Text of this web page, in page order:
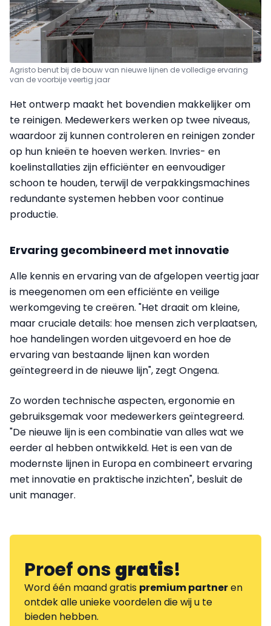
Agristo benut bij de bouw van nieuwe lijnen de volledige ervaring
van de voorbije veertig jaar
Het ontwerp maakt het bovendien makkelijker om
te reinigen. Medewerkers werken op twee niveaus,
waardoor zij kunnen controleren en reinigen zonder
op hun knieën te hoeven werken. Invries- en
koelinstallaties zijn efficiënter en eenvoudiger
schoon te houden, terwijl de verpakkingsmachines
redundante systemen hebben voor continue
productie.
Ervaring gecombineerd met innovatie
Alle kennis en ervaring van de afgelopen veertig jaar
is meegenomen om een efficiënte en veilige
werkomgeving te creëren. "Het draait om kleine,
maar cruciale details: hoe mensen zich verplaatsen,
hoe handelingen worden uitgevoerd en hoe de
ervaring van bestaande lijnen kan worden
geïntegreerd in de nieuwe lijn", zegt Ongena.
Zo worden technische aspecten, ergonomie en
gebruiksgemak voor medewerkers geïntegreerd.
"De nieuwe lijn is een combinatie van alles wat we
eerder al hebben ontwikkeld. Het is een van de
modernste lijnen in Europa en combineert ervaring
met innovatie en praktische inzichten", besluit de
unit manager.
Proef onsgratis!
Word één maand gratis premium partneren
ontdek alle unieke voordelen die wij u te
bieden hebben.